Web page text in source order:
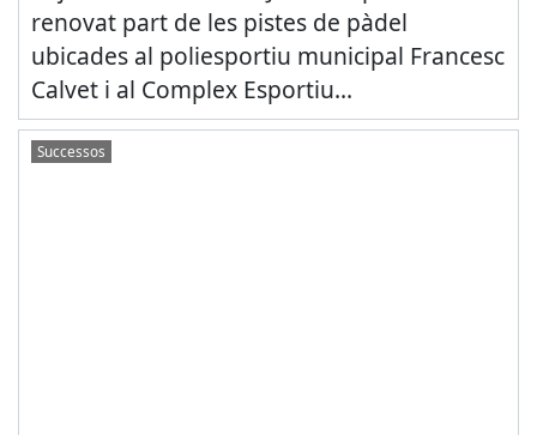
renovat part de les pistes de pàdel
ubicades al poliesportiu municipal Francesc
Calvet i al Complex Esportiu...
Successos